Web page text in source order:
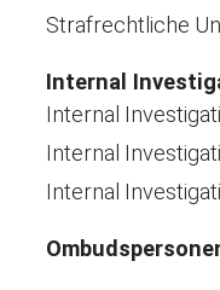
Strafrechtliche
Internal
Internal
Internal
Internal